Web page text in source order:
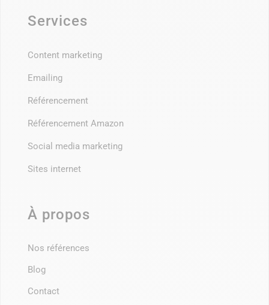
Services
Content marketing
Emailing
Référencement
Référencement Amazon
Social media marketing
Sites internet
À propos
Nos références
Blog
Contact